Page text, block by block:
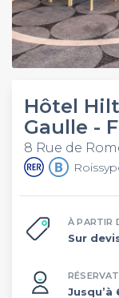
Hôtel
Gaulle -
8 Rue de
À PARTIR
Sur
Jusqu’à